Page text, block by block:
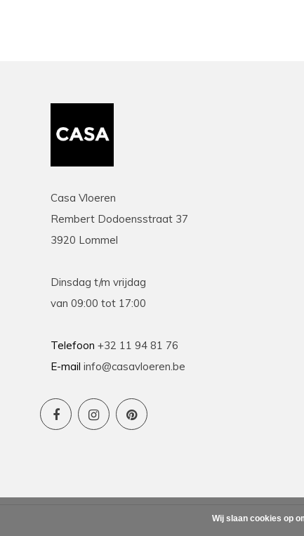
Casa Vloeren
Rembert Dodoensstraat 37
3920 Lommel
Dinsdag t/m vrijdag
van 09:00 tot 17:00
Telefoon +32 11 94 81 76
E-mail info@casavloeren.be
Wij slaan cookies op